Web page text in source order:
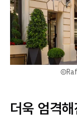
더욱 엄격